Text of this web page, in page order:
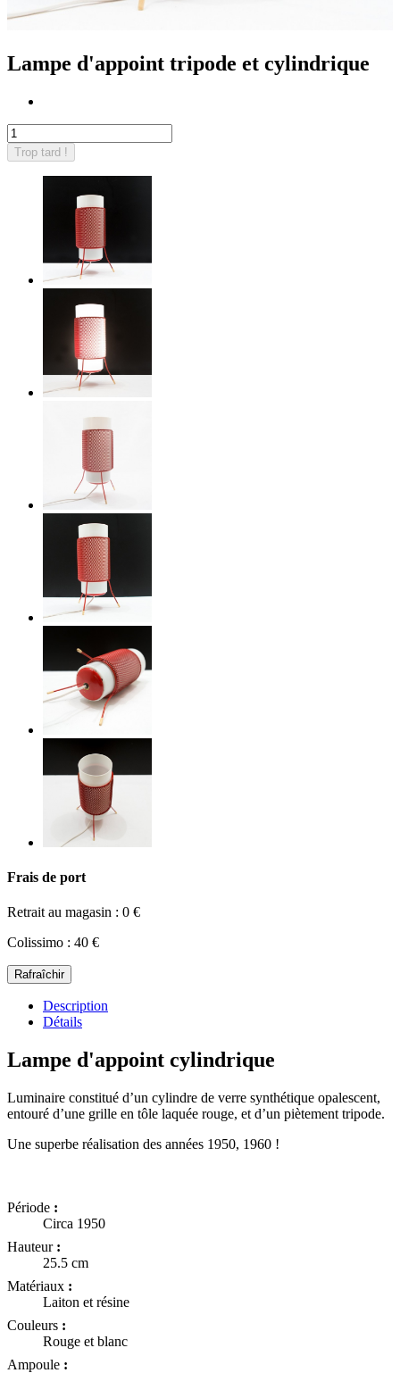
Lampe d'appoint tripode et cylindrique
Trop tard !
Frais de port
Retrait au magasin : 0 €
Colissimo : 40 €
Description
Détails
Lampe d'appoint cylindrique
Luminaire constitué d’un cylindre de verre synthétique opalescent,
entouré d’une grille en tôle laquée rouge, et d’un piètement tripode.
Une superbe réalisation des années 1950, 1960 !
Période :
Circa 1950
Hauteur :
25.5 cm
Matériaux :
Laiton et résine
Couleurs :
Rouge et blanc
Ampoule :